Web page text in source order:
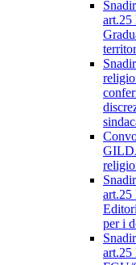
art.25
art.25
per i
art.25